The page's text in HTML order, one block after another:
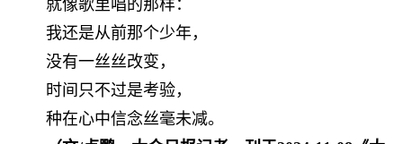
就像歌里唱的那样：
我还是从前那个少年，
没有一丝丝改变，
时间只不过是考验，
种在心中信念丝毫未减。